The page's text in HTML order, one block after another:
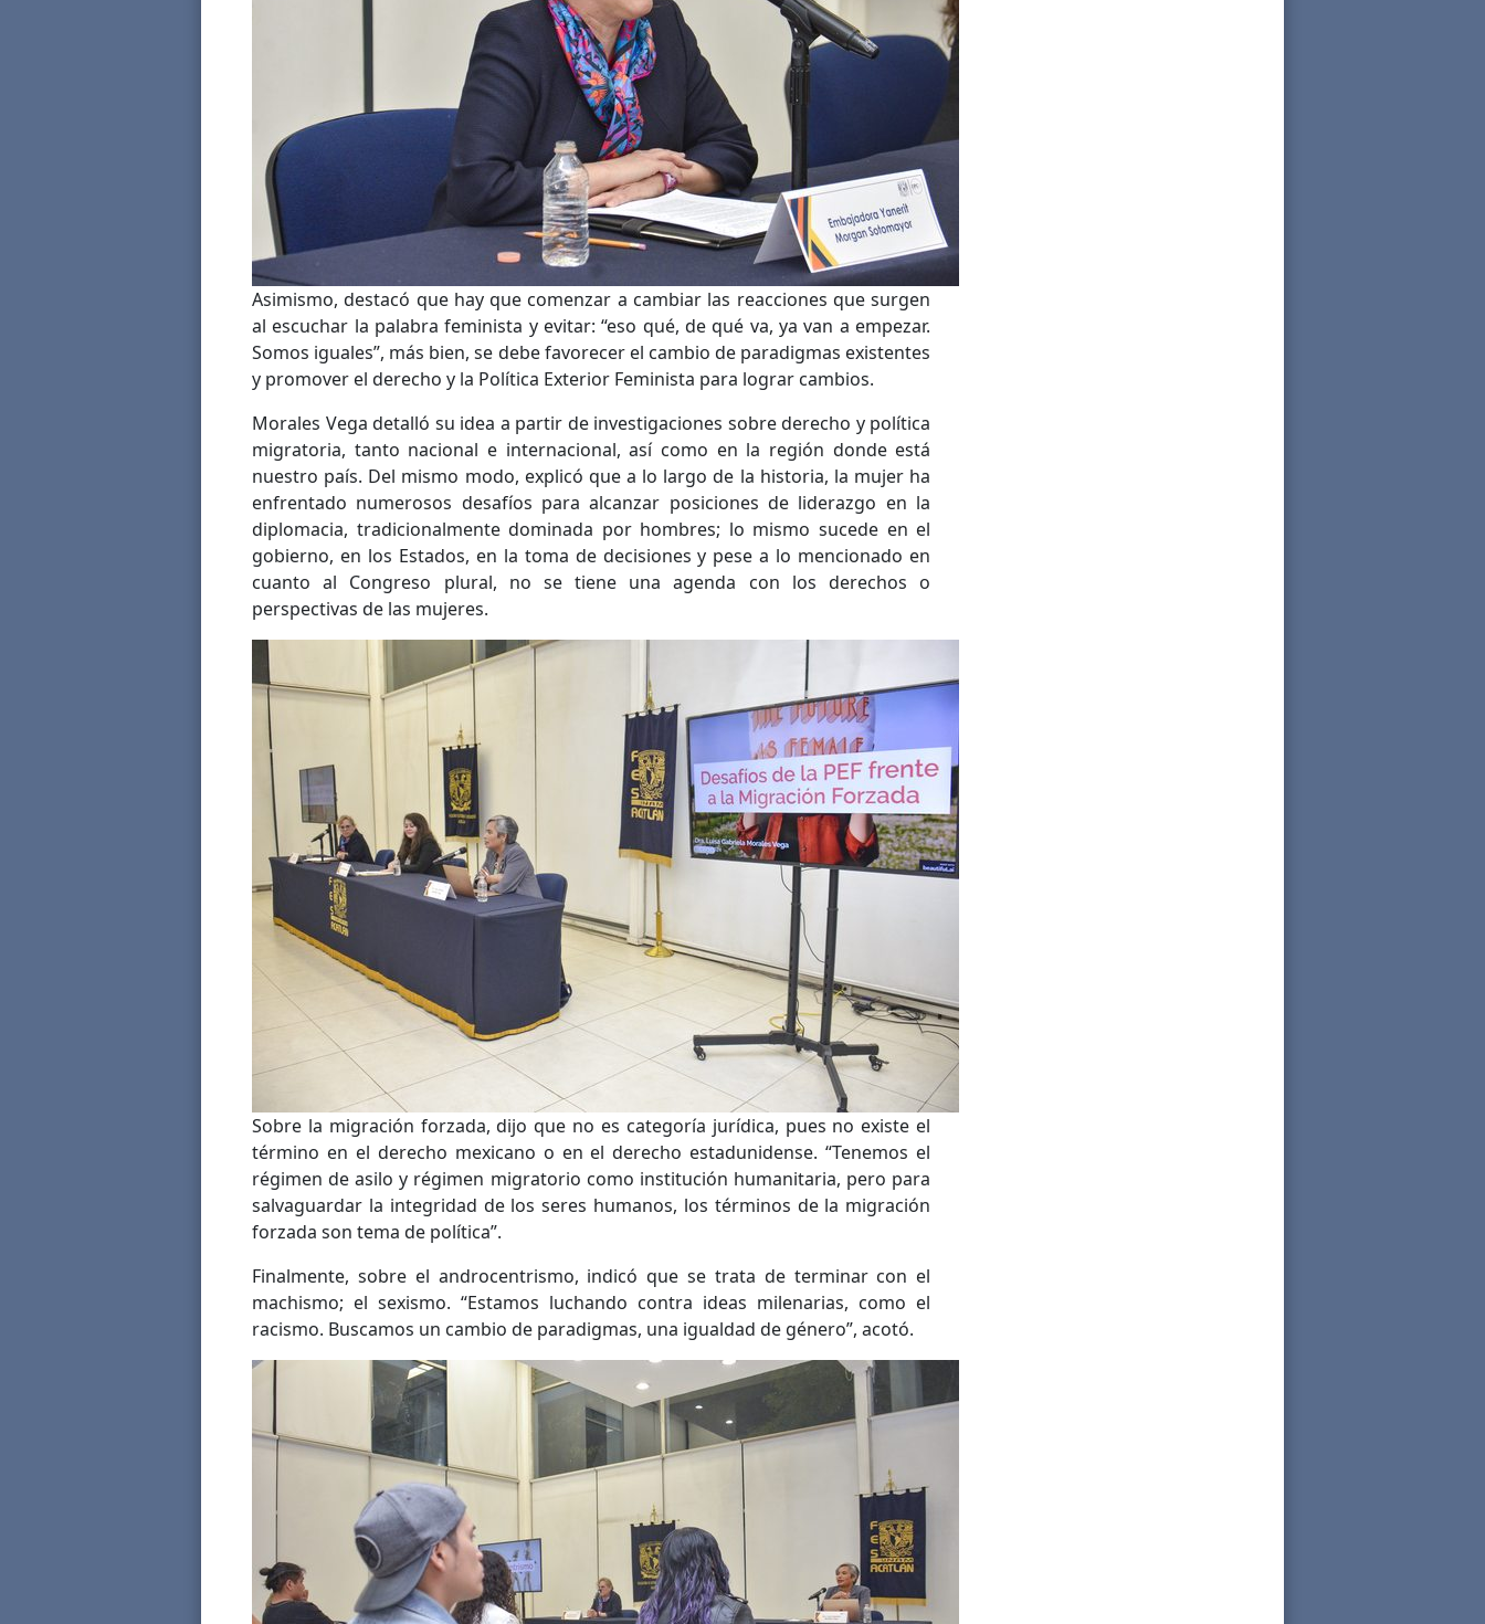
Asimismo, destacó que hay que comenzar a cambiar las reacciones que surgen
al escuchar la palabra feminista y evitar: “eso qué, de qué va, ya van a empezar.
Somos iguales”, más bien, se debe favorecer el cambio de paradigmas existentes
y promover el derecho y la Política Exterior Feminista para lograr cambios.
Morales Vega detalló su idea a partir de investigaciones sobre derecho y política
migratoria, tanto nacional e internacional, así como en la región donde está
nuestro país. Del mismo modo, explicó que a lo largo de la historia, la mujer ha
enfrentado numerosos desafíos para alcanzar posiciones de liderazgo en la
diplomacia, tradicionalmente dominada por hombres; lo mismo sucede en el
gobierno, en los Estados, en la toma de decisiones y pese a lo mencionado en
cuanto al Congreso plural, no se tiene una agenda con los derechos o
perspectivas de las mujeres.
Sobre la migración forzada, dijo que no es categoría jurídica, pues no existe el
término en el derecho mexicano o en el derecho estadunidense. “Tenemos el
régimen de asilo y régimen migratorio como institución humanitaria, pero para
salvaguardar la integridad de los seres humanos, los términos de la migración
forzada son tema de política”.
Finalmente, sobre el androcentrismo, indicó que se trata de terminar con el
machismo; el sexismo. “Estamos luchando contra ideas milenarias, como el
racismo. Buscamos un cambio de paradigmas, una igualdad de género”, acotó.